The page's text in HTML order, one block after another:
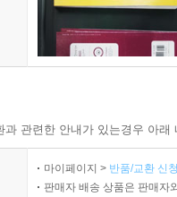
관련한 안내가 있는경우 아
마이페이지 > 반품/교환 신
판매자 배송 상품은 판매자